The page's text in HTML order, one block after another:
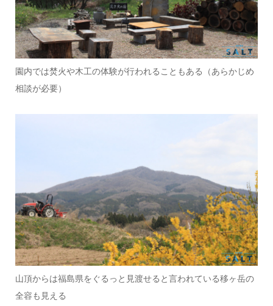
園内では焚火や木工の体験が行われることもある（あらかじめ
相談が必要）
山頂からは福島県をぐるっと見渡せると言われている移ヶ岳の
全容も見える